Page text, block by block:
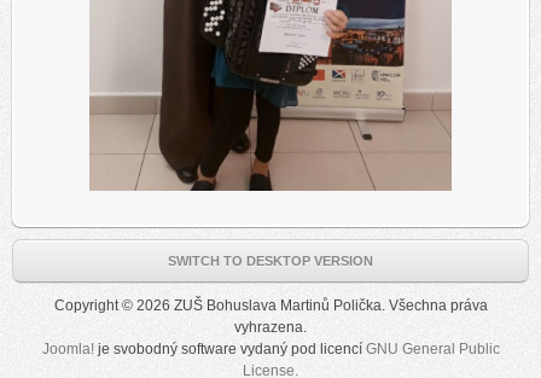
SWITCH TO DESKTOP VERSION
Copyright © 2026 ZUŠ Bohuslava Martinů Polička. Všechna práva
vyhrazena.
Joomla!je svobodný software vydaný pod licencí GNU General Public
License.